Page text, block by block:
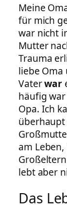
Meine
für mich
war nicht
Mutter
Trauma
liebe Oma
Vaterwar
häufig
Opa. Ich
überhaupt
am
lebt aber
Das